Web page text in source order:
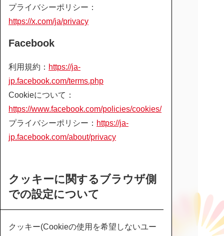
プライバシーポリシー：
https://x.com/ja/privacy
Facebook
利用規約： https://ja-
jp.facebook.com/terms.php
Cookieについて：
https://www.facebook.com/policies/cookies/
プライバシーポリシー： https://ja-
jp.facebook.com/about/privacy
クッキーに関するブラウザ側
での設定について
クッキー(Cookieの使用を希望しないユー